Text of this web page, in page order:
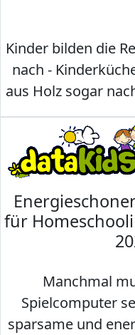
Kinder bilden die
nach -
aus Holz sogar
für
Manchmal
Spielcomputer
sparsame und